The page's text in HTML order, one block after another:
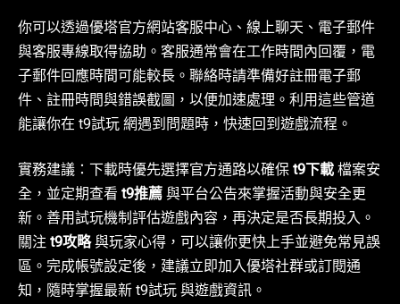
你可以透過優塔官方網站客服中心、線上聊天、電子郵件
與客服專線取得協助。客服通常會在工作時間內回覆，電
子郵件回應時間可能較長。聯絡時請準備好註冊電子郵
件、註冊時間與錯誤截圖，以便加速處理。利用這些管道
能讓你在 t9試玩 網遇到問題時，快速回到遊戲流程。
實務建議：下載時優先選擇官方通路以確保t9下載檔案安
全，並定期查看 t9推薦與平台公告來掌握活動與安全更
新。善用試玩機制評估遊戲內容，再決定是否長期投入。
關注t9攻略與玩家心得，可以讓你更快上手並避免常見誤
區。完成帳號設定後，建議立即加入優塔社群或訂閱通
知，隨時掌握最新 t9試玩 與遊戲資訊。